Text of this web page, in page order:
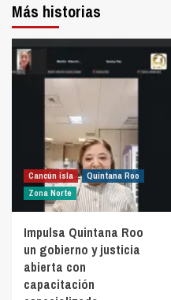
Más historias
Cancún isla
Quintana Roo
Zona Norte
Impulsa Quintana Roo
un gobierno y justicia
abierta con
capacitación